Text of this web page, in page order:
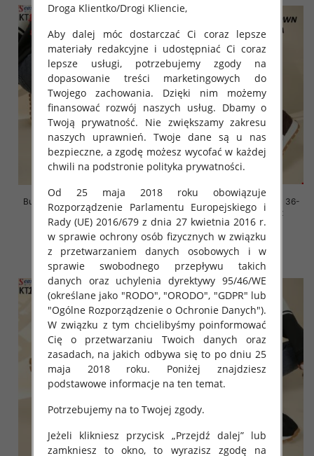
Buty sportowe damskie Roz 36-
41, 1 kolor Paczka 8 szt
88.00 zł
szczegóły
Buty sportowe damskie Roz 36-
41, 1 kolor Paczka 8 szt
88.00 zł
szczegóły
Droga Klientko/Drogi Kliencie,
Aby dalej móc dostarczać Ci coraz lepsze
materiały redakcyjne i udostępniać Ci coraz
lepsze usługi, potrzebujemy zgody na
dopasowanie treści marketingowych do
Twojego zachowania. Dzięki nim możemy
finansować rozwój naszych usług. Dbamy o
Twoją prywatność. Nie zwiększamy zakresu
naszych uprawnień. Twoje dane są u nas
bezpieczne, a zgodę możesz wycofać w każdej
chwili na podstronie polityka prywatności.
Od 25 maja 2018 roku obowiązuje
Rozporządzenie Parlamentu Europejskiego i
Rady (UE) 2016/679 z dnia 27 kwietnia 2016 r.
w sprawie ochrony osób fizycznych w związku
z przetwarzaniem danych osobowych i w
sprawie swobodnego przepływu takich
danych oraz uchylenia dyrektywy 95/46/WE
(określane jako "RODO", "ORODO", "GDPR" lub
"Ogólne Rozporządzenie o Ochronie Danych").
W związku z tym chcielibyśmy poinformować
Cię o przetwarzaniu Twoich danych oraz
zasadach, na jakich odbywa się to po dniu 25
maja 2018 roku. Poniżej znajdziesz
podstawowe informacje na ten temat.
Potrzebujemy na to Twojej zgody.
Jeżeli klikniesz przycisk „Przejdź dalej” lub
zamkniesz to okno, to wyrazisz zgodę na